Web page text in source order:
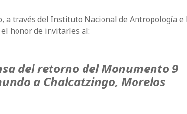
a través del Instituto Nacional de Antropología e
honor de invitarles al:
del retorno del Monumento 9
a Chalcatzingo, Morelos